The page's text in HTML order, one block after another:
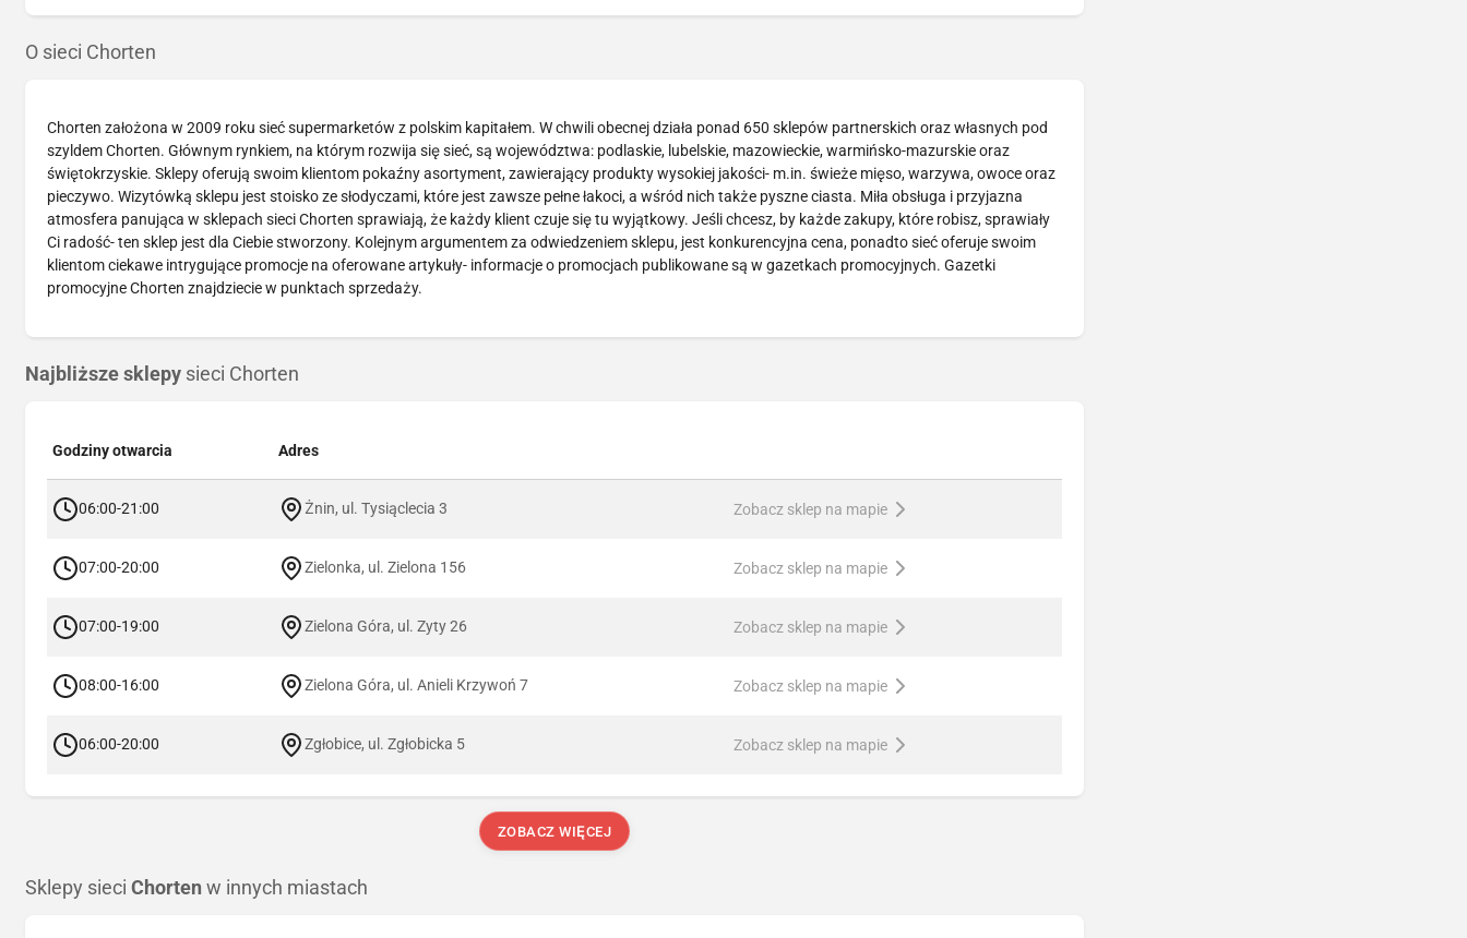
O sieci Chorten
Chorten założona w 2009 roku sieć supermarketów z polskim kapitałem. W chwili obecnej działa ponad 650 sklepów partnerskich oraz własnych pod
szyldem Chorten. Głównym rynkiem, na którym rozwija się sieć, są województwa: podlaskie, lubelskie, mazowieckie, warmińsko-mazurskie oraz
świętokrzyskie. Sklepy oferują swoim klientom pokaźny asortyment, zawierający produkty wysokiej jakości- m.in. świeże mięso, warzywa, owoce oraz
pieczywo. Wizytówką sklepu jest stoisko ze słodyczami, które jest zawsze pełne łakoci, a wśród nich także pyszne ciasta. Miła obsługa i przyjazna
atmosfera panująca w sklepach sieci Chorten sprawiają, że każdy klient czuje się tu wyjątkowy. Jeśli chcesz, by każde zakupy, które robisz, sprawiały
Ci radość- ten sklep jest dla Ciebie stworzony. Kolejnym argumentem za odwiedzeniem sklepu, jest konkurencyjna cena, ponadto sieć oferuje swoim
klientom ciekawe intrygujące promocje na oferowane artykuły- informacje o promocjach publikowane są w gazetkach promocyjnych. Gazetki
promocyjne Chorten znajdziecie w punktach sprzedaży.
Najbliższe sklepy sieci Chorten
Godziny otwarcia Adres
06:00-21:00 Żnin, ul. Tysiąclecia 3 Zobacz sklep na mapie
07:00-20:00 Zielonka, ul. Zielona 156 Zobacz sklep na mapie
07:00-19:00 Zielona Góra, ul. Zyty 26 Zobacz sklep na mapie
08:00-16:00 Zielona Góra, ul. Anieli Krzywoń 7 Zobacz sklep na mapie
06:00-20:00 Zgłobice, ul. Zgłobicka 5 Zobacz sklep na mapie
ZOBACZ WIĘCEJ
Sklepy sieci Chorten w innych miastach